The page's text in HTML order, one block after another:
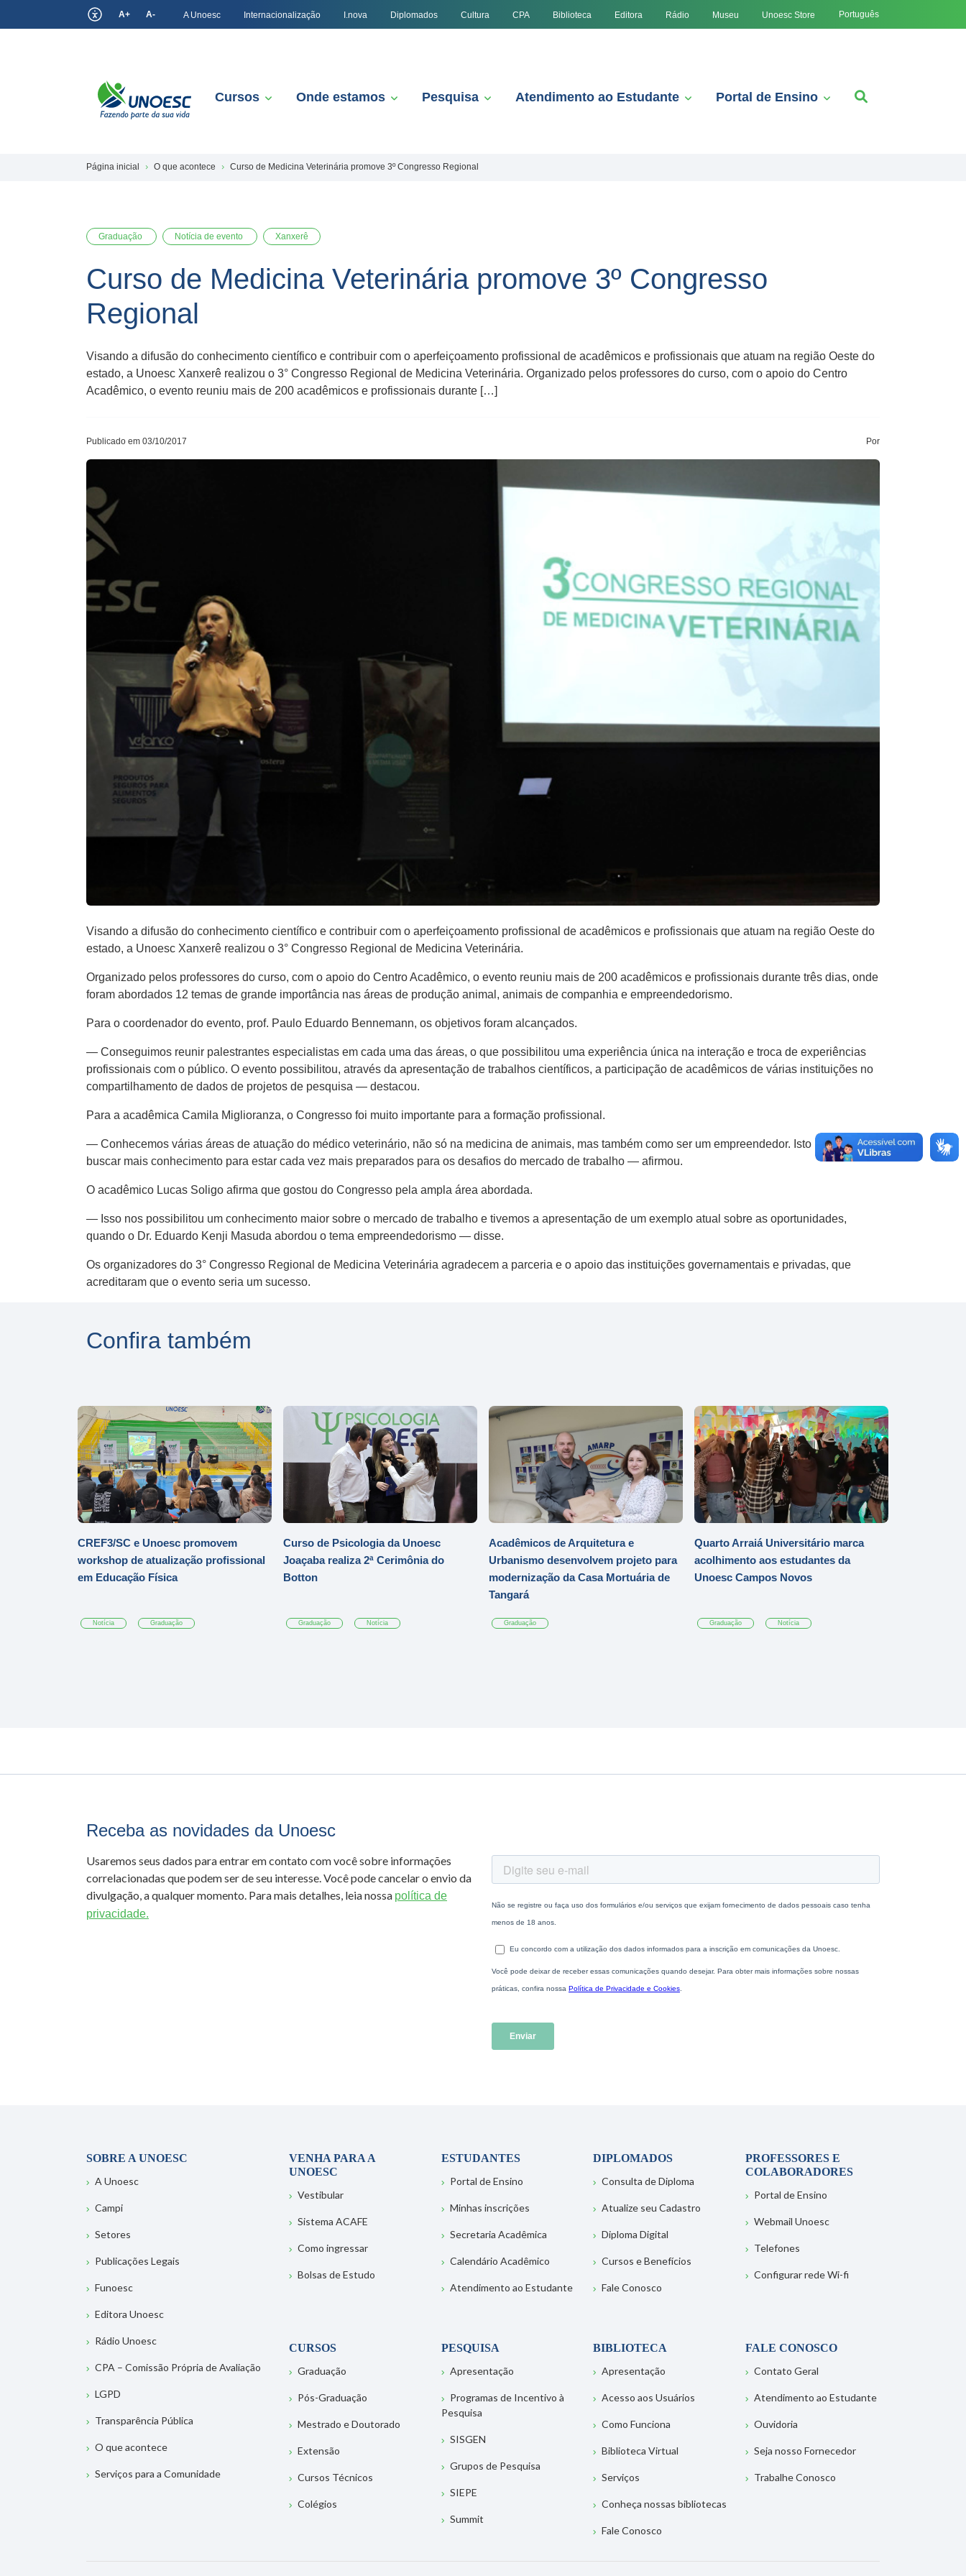
A+ A- A Unoesc Internacionalização I.nova Diplomados Cultura CPA Biblioteca Editora Rádio Museu Unoesc Store Português
Cursos Onde estamos Pesquisa Atendimento ao Estudante Portal de Ensino
Página inicial O que acontece Curso de Medicina Veterinária promove 3º Congresso Regional
Graduação Notícia de evento Xanxerê
Curso de Medicina Veterinária promove 3º Congresso
Regional
Visando a difusão do conhecimento científico e contribuir com o aperfeiçoamento profissional de acadêmicos e profissionais que atuam na região Oeste do
estado, a Unoesc Xanxerê realizou o 3° Congresso Regional de Medicina Veterinária. Organizado pelos professores do curso, com o apoio do Centro
Acadêmico, o evento reuniu mais de 200 acadêmicos e profissionais durante […]
Publicado em 03/10/2017 Por
Visando a difusão do conhecimento científico e contribuir com o aperfeiçoamento profissional de acadêmicos e profissionais que atuam na região Oeste do
estado, a Unoesc Xanxerê realizou o 3° Congresso Regional de Medicina Veterinária.
Organizado pelos professores do curso, com o apoio do Centro Acadêmico, o evento reuniu mais de 200 acadêmicos e profissionais durante três dias, onde
foram abordados 12 temas de grande importância nas áreas de produção animal, animais de companhia e empreendedorismo.
Para o coordenador do evento, prof. Paulo Eduardo Bennemann, os objetivos foram alcançados.
— Conseguimos reunir palestrantes especialistas em cada uma das áreas, o que possibilitou uma experiência única na interação e troca de experiências
profissionais com o público. O evento possibilitou, através da apresentação de trabalhos científicos, a participação de acadêmicos de várias instituições no
compartilhamento de dados de projetos de pesquisa — destacou.
Para a acadêmica Camila Miglioranza, o Congresso foi muito importante para a formação profissional.
— Conhecemos várias áreas de atuação do médico veterinário, não só na medicina de animais, mas também como ser um empreendedor. Isto nos instiga a
buscar mais conhecimento para estar cada vez mais preparados para os desafios do mercado de trabalho — afirmou.
O acadêmico Lucas Soligo afirma que gostou do Congresso pela ampla área abordada.
— Isso nos possibilitou um conhecimento maior sobre o mercado de trabalho e tivemos a apresentação de um exemplo atual sobre as oportunidades,
quando o Dr. Eduardo Kenji Masuda abordou o tema empreendedorismo — disse.
Os organizadores do 3° Congresso Regional de Medicina Veterinária agradecem a parceria e o apoio das instituições governamentais e privadas, que
acreditaram que o evento seria um sucesso.
Confira também
CREF3/SC e Unoesc promovem
workshop de atualização profissional
em Educação Física
Notícia Graduação
Curso de Psicologia da Unoesc
Joaçaba realiza 2ª Cerimônia do
Botton
Graduação Notícia
Acadêmicos de Arquitetura e
Urbanismo desenvolvem projeto para
modernização da Casa Mortuária de
Tangará
Graduação
Quarto Arraiá Universitário marca
acolhimento aos estudantes da
Unoesc Campos Novos
Graduação Notícia
Receba as novidades da Unoesc
Usaremos seus dados para entrar em contato com você sobre informações
correlacionadas que podem ser de seu interesse. Você pode cancelar o envio da
divulgação, a qualquer momento. Para mais detalhes, leia nossa política de
privacidade.
SOBRE A UNOESC
A Unoesc
Campi
Setores
Publicações Legais
Funoesc
Editora Unoesc
Rádio Unoesc
CPA – Comissão Própria de Avaliação
LGPD
Transparência Pública
O que acontece
Serviços para a Comunidade
VENHA PARA A
UNOESC
Vestibular
Sistema ACAFE
Como ingressar
Bolsas de Estudo
ESTUDANTES
Portal de Ensino
Minhas inscrições
Secretaria Acadêmica
Calendário Acadêmico
Atendimento ao Estudante
DIPLOMADOS
Consulta de Diploma
Atualize seu Cadastro
Diploma Digital
Cursos e Benefícios
Fale Conosco
PROFESSORES E
COLABORADORES
Portal de Ensino
Webmail Unoesc
Telefones
Configurar rede Wi-fi
CURSOS
Graduação
Pós-Graduação
Mestrado e Doutorado
Extensão
Cursos Técnicos
Colégios
PESQUISA
Apresentação
Programas de Incentivo à
Pesquisa
SISGEN
Grupos de Pesquisa
SIEPE
Summit
BIBLIOTECA
Apresentação
Acesso aos Usuários
Como Funciona
Biblioteca Virtual
Serviços
Conheça nossas bibliotecas
Fale Conosco
FALE CONOSCO
Contato Geral
Atendimento ao Estudante
Ouvidoria
Seja nosso Fornecedor
Trabalhe Conosco